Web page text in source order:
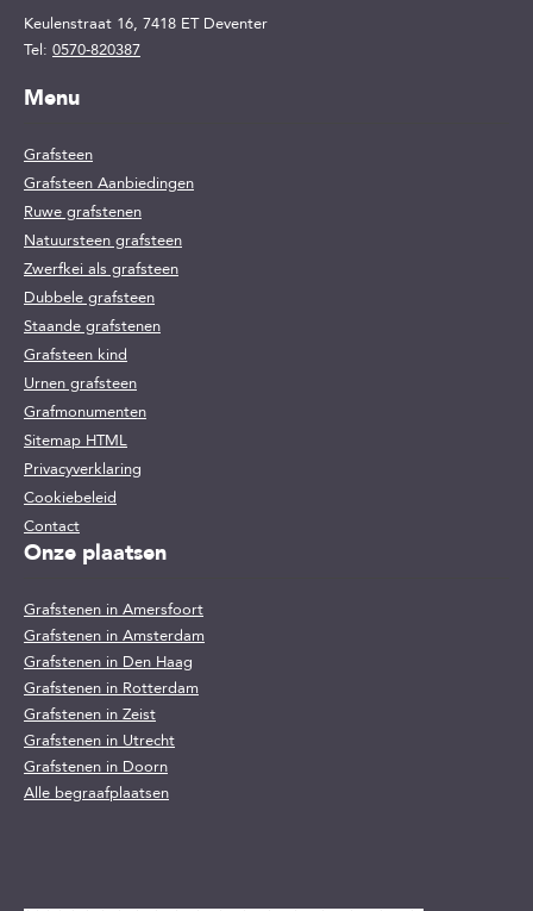
Keulenstraat 16, 7418 ET Deventer
Tel: 0570-820387
Menu
Grafsteen
Grafsteen Aanbiedingen
Ruwe grafstenen
Natuursteen grafsteen
Zwerfkei als grafsteen
Dubbele grafsteen
Staande grafstenen
Grafsteen kind
Urnen grafsteen
Grafmonumenten
Sitemap HTML
Privacyverklaring
Cookiebeleid
Contact
Onze plaatsen
Grafstenen in Amersfoort
Grafstenen in Amsterdam
Grafstenen in Den Haag
Grafstenen in Rotterdam
Grafstenen in Zeist
Grafstenen in Utrecht
Grafstenen in Doorn
Alle begraafplaatsen